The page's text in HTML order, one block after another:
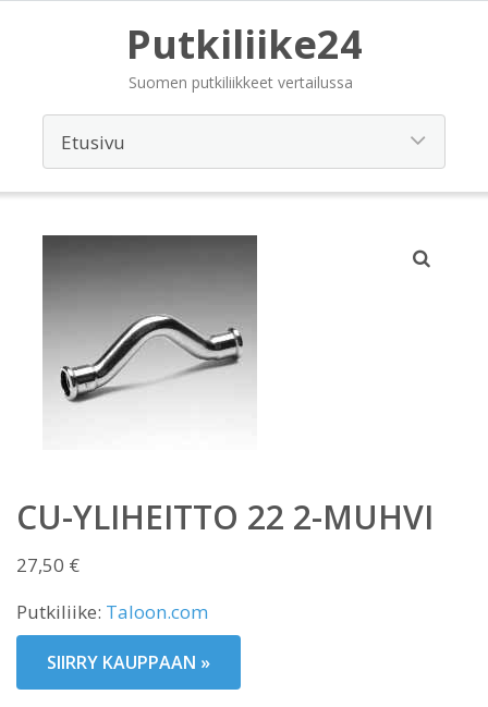
Putkiliike24
Suomen putkiliikkeet vertailussa
CU-YLIHEITTO 22 2-MUHVI
27,50 €
Putkiliike: Taloon.com
SIIRRY KAUPPAAN »